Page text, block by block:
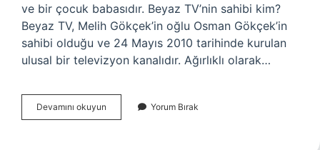
ve bir çocuk babasıdır. Beyaz TV’nin sahibi kim?
Beyaz TV, Melih Gökçek’in oğlu Osman Gökçek’in
sahibi olduğu ve 24 Mayıs 2010 tarihinde kurulan
ulusal bir televizyon kanalıdır. Ağırlıklı olarak…
Devamını okuyun
Gökçek
Yorum Bırak